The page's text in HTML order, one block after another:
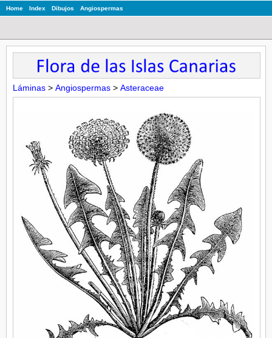
Home Index Dibujos Angiospermas
Láminas > Angiospermas > Asteraceae